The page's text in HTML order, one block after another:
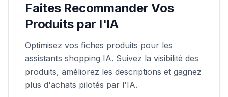
Faites Recommander Vos
Produits par l'IA
Optimisez vos fiches produits pour les
assistants shopping IA. Suivez la visibilité des
produits, améliorez les descriptions et gagnez
plus d'achats pilotés par l'IA.